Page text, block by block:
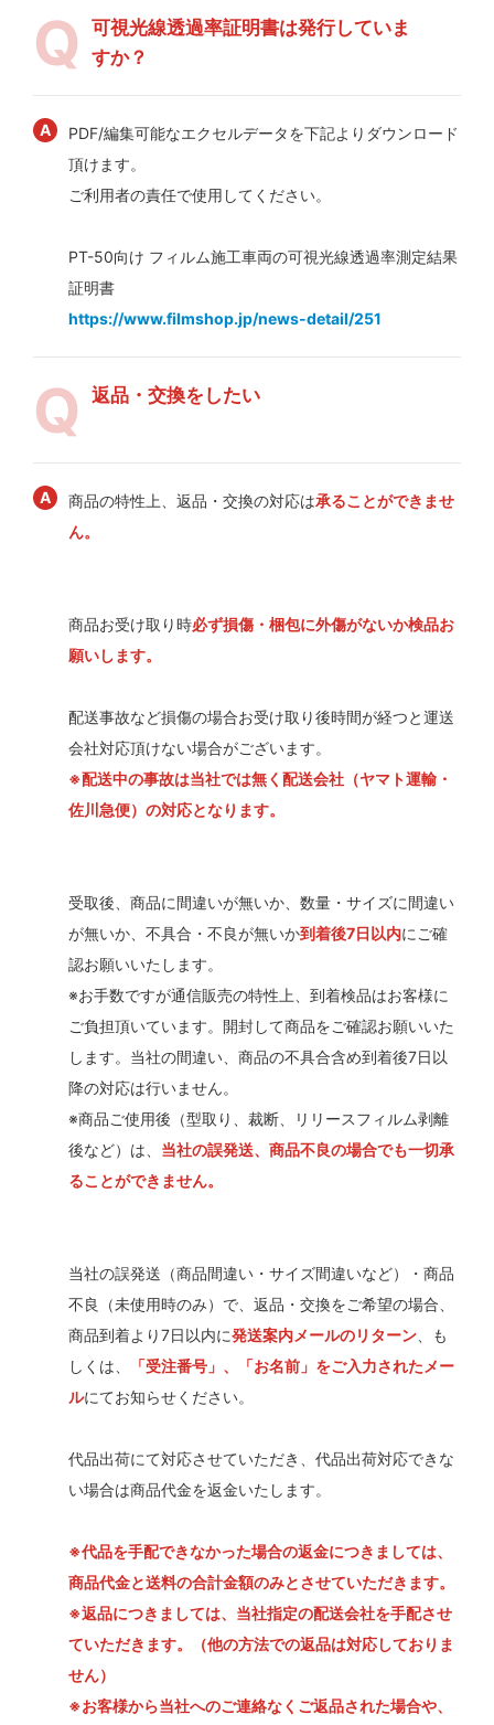
可視光線透過率証明書は発行していま
すか？
PDF/編集可能なエクセルデータを下記よりダウンロード
頂けます。
ご利用者の責任で使用してください。
PT-50向け フィルム施工車両の可視光線透過率測定結果
証明書
https://www.filmshop.jp/news-detail/251
返品・交換をしたい
商品の特性上、返品・交換の対応は承ることができませ
ん。
商品お受け取り時必ず損傷・梱包に外傷がないか検品お
願いします。
配送事故など損傷の場合お受け取り後時間が経つと運送
会社対応頂けない場合がございます。
※配送中の事故は当社では無く配送会社（ヤマト運輸・
佐川急便）の対応となります。
受取後、商品に間違いが無いか、数量・サイズに間違い
が無いか、不具合・不良が無いか到着後7日以内にご確
認お願いいたします。
※お手数ですが通信販売の特性上、到着検品はお客様に
ご負担頂いています。開封して商品をご確認お願いいた
します。当社の間違い、商品の不具合含め到着後7日以
降の対応は行いません。
※商品ご使用後（型取り、裁断、リリースフィルム剥離
後など）は、 当社の誤発送、商品不良の場合でも一切承
ることができません。
当社の誤発送（商品間違い・サイズ間違いなど）・商品
不良（未使用時のみ）で、返品・交換をご希望の場合、
商品到着より7日以内に発送案内メールのリターン 、も
しくは、
「受注番号」、「お名前」をご入力されたメー
ルにてお知らせください。
代品出荷にて対応させていただき、代品出荷対応できな
い場合は商品代金を返金いたします。
※代品を手配できなかった場合の返金につきましては、
商品代金と送料の合計金額のみとさせていただきます。
※返品につきましては、当社指定の配送会社を手配させ
ていただきます。（他の方法での返品は対応しておりま
せん）
※お客様から当社へのご連絡なくご返品された場合や、